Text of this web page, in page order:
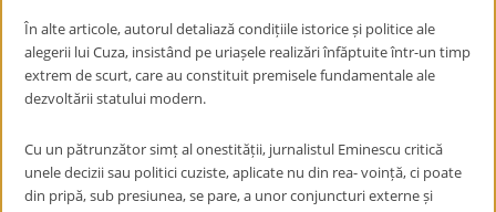
În alte articole, autorul detaliază condițiile istorice și politice ale
alegerii lui Cuza, insistând pe uriașele realizări înfăptuite într-un timp
extrem de scurt, care au constituit premisele fundamentale ale
dezvoltării statului modern.
Cu un pătrunzător simț al onestității, jurnalistul Eminescu critică
unele decizii sau politici cuziste, aplicate nu din rea- voință, ci poate
din pripă, sub presiunea, se pare, a unor conjuncturi externe și